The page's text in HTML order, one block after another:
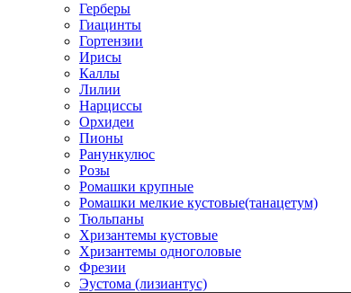
Герберы
Гиацинты
Гортензии
Ирисы
Каллы
Лилии
Нарциссы
Орхидеи
Пионы
Ранункулюс
Розы
Ромашки крупные
Ромашки мелкие кустовые(танацетум)
Тюльпаны
Хризантемы кустовые
Хризантемы одноголовые
Фрезии
Эустома (лизиантус)